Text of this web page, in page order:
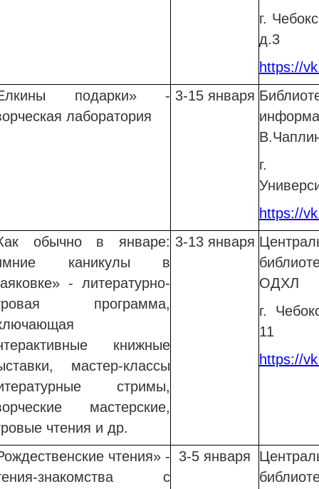
г.
д.3
https://
подарки» -
лаборатория
3-15 января
г.
https://
обычно в январе:
каникулы в
- литературно-
программа,
книжные
мастер-классы
стримы,
мастерские,
чтения и др.
3-13 января
ОДХЛ
г.
11
https://
чтения» -
знакомства с
3-5 января